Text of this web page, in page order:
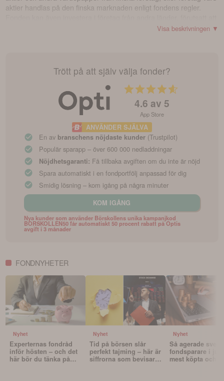
aktier handlas på den finska marknaden enligt fondens regler.
minst 50 procent av deras försäljning eller anställda finns i Finland.
Förvaltningen av denna fond bygger på fondbolagets
hållbarhetsstrategi.
Visa beskrivningen ▼
Trött på att själv välja fonder?
4.6 av 5
App Store
ANVÄNDER SJÄLVA
En av branschens nöjdaste kunder (Trustpilot)
Populär sparapp – över 600 000 nedladdningar
Nöjdhetsgaranti: Få tillbaka avgiften om du inte är nöjd
Spara automatiskt i en fondportfölj anpassad för dig
Smidig lösning – kom igång på några minuter
KOM IGÅNG
Nya kunder som använder Börskollens unika kampanjkod
BORSKOLLEN50 får automatiskt 50 procent rabatt på Optis
avgift i 3 månader
FONDNYHETER
Nyhet
Experternas fondråd
inför hösten – och det
här bör du tänka på
Nyhet
Tid på börsen slår
perfekt tajming – här är
siffrorna som bevisar
Nyhet
Så agerade
fondsparare i juli
mest köpta och